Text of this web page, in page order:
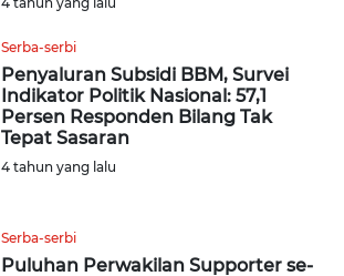
Serba-serbi
Penyaluran Subsidi BBM, Survei
Indikator Politik Nasional: 57,1
Persen Responden Bilang Tak
Tepat Sasaran
4 tahun yang lalu
Serba-serbi
Puluhan Perwakilan Supporter se-